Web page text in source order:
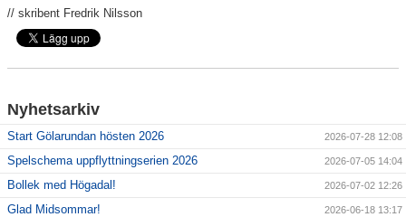
// skribent Fredrik Nilsson
Nyhetsarkiv
Start Gölarundan hösten 2026 2026-07-28 12:08
Spelschema uppflyttningserien 2026 2026-07-05 14:04
Bollek med Högadal! 2026-07-02 12:26
Glad Midsommar! 2026-06-18 13:17